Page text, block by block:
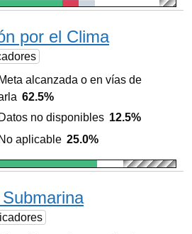
por el Clima
Meta alcanzada o en vías de
62.5%
Datos no disponibles 12.5%
No aplicable 25.0%